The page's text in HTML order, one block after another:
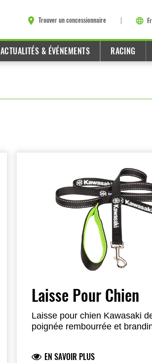
Trouver un concessionnaire
ACTUALITÉS & ÉVÉNEMENTS RACING
Laisse Pour Chien
Laisse pour chien Kawasaki
poignée rembourrée et
EN SAVOIR PLUS